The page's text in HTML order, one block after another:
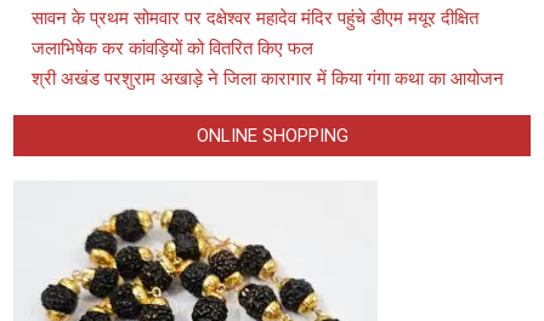
सावन के प्रथम सोमवार पर दक्षेश्वर महादेव मंदिर पहुंचे डीएम मयूर दीक्षित
जलाभिषेक कर कांवड़ियों को वितरित किए फल
श्री अखंड परशुराम अखाड़े ने जिला कारागार में किया गंगा कथा का आयोजन
ONLINE SHOPPING